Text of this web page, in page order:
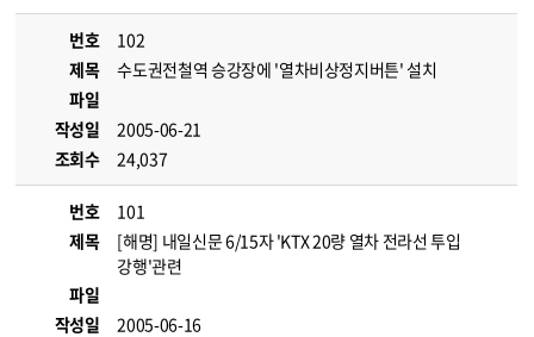
번호
102
제목
수도권전철역 승강장에 '열차비상정지버튼' 설치
파일
작성일
2005-06-21
조회수
24,037
번호
101
제목
[해명] 내일신문 6/15자 'KTX 20량 열차 전라선 투입
강행'관련
파일
작성일
2005-06-16